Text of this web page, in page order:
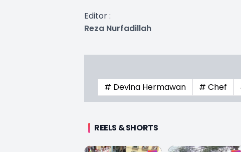
Editor :
Reza Nurfadillah
# Devina Hermawan # Chef
REELS & SHORTS